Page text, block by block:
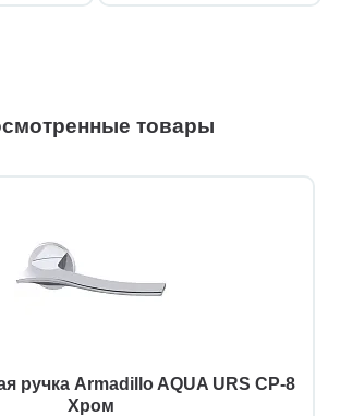
товары
ручка Armadillo AQUA URS CP-8
Хром